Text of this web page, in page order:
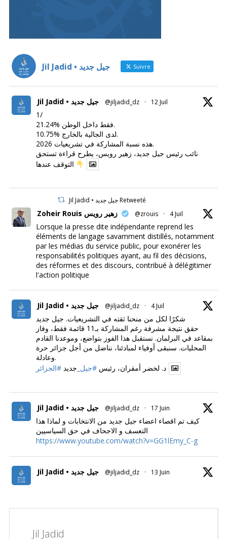
Jil Jadid • جيل جديد Suivre
Jil Jadid • جيل جديد @jiljadid_dz · 12 Juil
1/
21.24% فقط داخل الوطن.
10.75% لدى الجالية بالخارج.
هذه نسبة المشاركة في تشريعيات 2026.
نائب رئيس جيل جديد، زهير رويس، يطرح قراءة تستحق
Jil Jadid • جيل جديد Retweeté
Zoheir Rouis زهير رويس @zrouis · 4 Juil
Lorsque la presse dite indépendante reprend les
éléments de langage savamment distillés, notamment
par les médias du service public, pour exonérer les
responsabilités politiques ayant, au fil des décisions,
des réformes et des discours, contribué à délégitimer
l'action politique
Jil Jadid • جيل جديد @jiljadid_dz · 4 Juil
شكرًا لكل من منحنا ثقته في التشريعيات. جيل جديد
حقق نتيجة مشرفة رغم المشاركة بـ11 قائمة فقط، وفاز
بمقاعد في البرلمان. نستقبل هذا الفوز بتواضع، وموعدنا القادم
المحليات. سنبقى أوفياء لمبادئنا، نناضل من أجل جزائر حرة
وعادلة.
د. لخضر أمقران، رئيس#جيل_ جديد#الجزائر
Jil Jadid • جيل جديد @jiljadid_dz · 17 Juin
كيف تم اقصاء اعضاء جيل جديد من الانتخابات و لماذا هذا
التعسف و الاجحاف في حق السياسيين
https://www.youtube.com/watch?v=GG1lEmy_C-g
Jil Jadid • جيل جديد @jiljadid_dz · 13 Juin
Jil Jadid